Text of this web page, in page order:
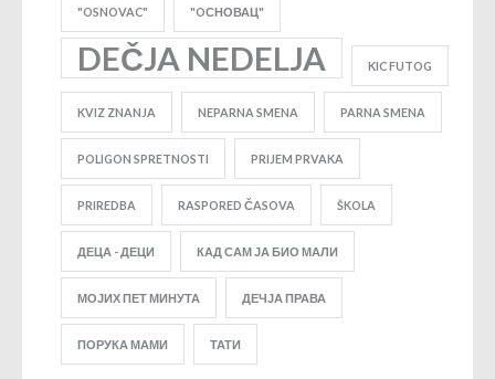
"OSNOVAC" "OСНОВАЦ"
DEČJA NEDELJA KIC FUTOG
KVIZ ZNANJA NEPARNA SMENA PARNA SMENA
POLIGON SPRETNOSTI PRIJEM PRVAKA
PRIREDBA RASPORED ČASOVA ŠKOLA
ДЕЦА - ДЕЦИ КАД САМ ЈА БИО МАЛИ
МОЈИХ ПЕТ МИНУТА ДЕЧЈА ПРАВА
ПОРУКА МАМИ ТАТИ